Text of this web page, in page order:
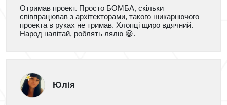
Отримав проект. Просто БОМБА, скільки
співпрацював з архітекторами, такого шикарнючого
проекта в руках не тримав. Хлопці щиро вдячний.
Народ налітай, роблять лялю 😀.
Юлія